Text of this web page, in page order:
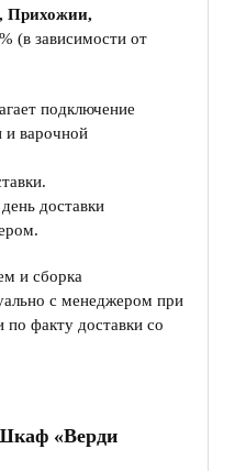
Прихожии,
(в зависимости от
подключение
и варочной
доставки
и сборка
с менеджером при
по факту доставки со
«Верди